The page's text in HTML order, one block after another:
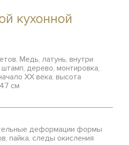
кухонной
Медь, латунь, внутри
дерево, монтировка,
XX века, высота
см
деформации формы
пайка, следы окисления